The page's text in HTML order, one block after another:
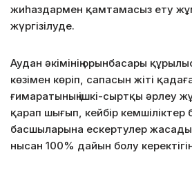
жиһаздармен қамтамасыз ету
жүргізілуде.
Аудан әкімінің орынбасары
көзімен көріп, сапасын жіті
ғимаратының ішкі-сыртқы әрлеу
қарап шығып, кейбір
басшыларына ескертулер
нысан 100% дайын болу